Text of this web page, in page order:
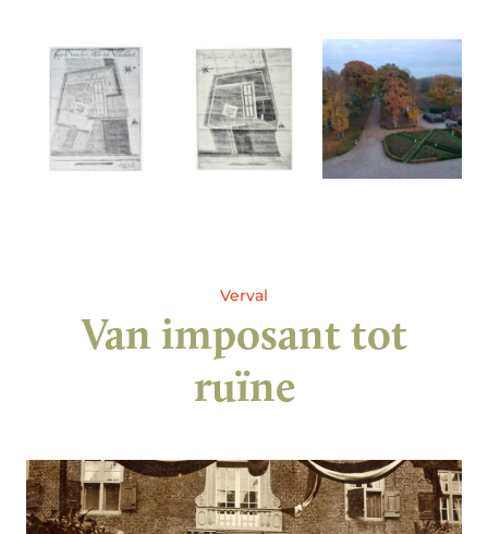
Verval
Van imposant tot
ruïne